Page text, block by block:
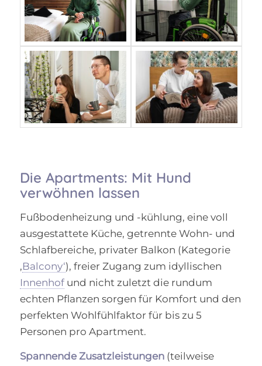
Die Apartments: Mit Hund
verwöhnen lassen
Fußbodenheizung und -kühlung, eine voll
ausgestattete Küche, getrennte Wohn- und
Schlafbereiche, privater Balkon (Kategorie
‚Balcony‘), freier Zugang zum idyllischen
Innenhofund nicht zuletzt die rundum
echten Pflanzen sorgen für Komfort und den
perfekten Wohlfühlfaktor für bis zu 5
Personen pro Apartment.
Spannende Zusatzleistungen(teilweise